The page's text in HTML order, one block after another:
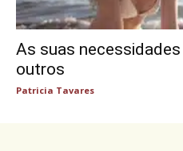
As suas
outros
Patricia Tavares